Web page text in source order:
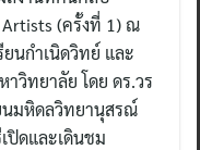
Artists (ครั้งที่ 1) ณ
นกำเนิดวิทย์ และ
วิทยาลัย โดย ดร.วร
ยนมหิดลวิทยานุสรณ์
ปิดและเดินชม